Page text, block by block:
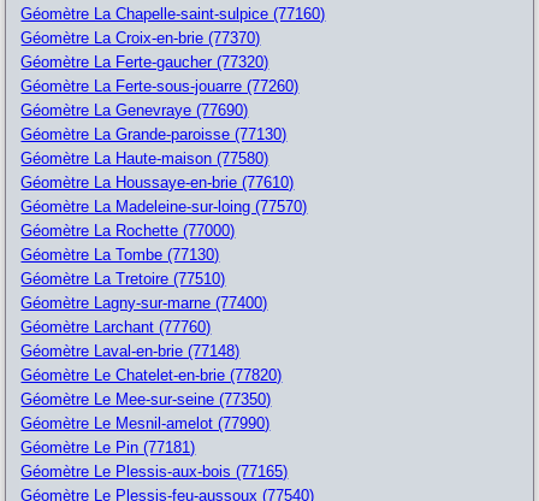
Géomètre La Chapelle-saint-sulpice (77160)
Géomètre La Croix-en-brie (77370)
Géomètre La Ferte-gaucher (77320)
Géomètre La Ferte-sous-jouarre (77260)
Géomètre La Genevraye (77690)
Géomètre La Grande-paroisse (77130)
Géomètre La Haute-maison (77580)
Géomètre La Houssaye-en-brie (77610)
Géomètre La Madeleine-sur-loing (77570)
Géomètre La Rochette (77000)
Géomètre La Tombe (77130)
Géomètre La Tretoire (77510)
Géomètre Lagny-sur-marne (77400)
Géomètre Larchant (77760)
Géomètre Laval-en-brie (77148)
Géomètre Le Chatelet-en-brie (77820)
Géomètre Le Mee-sur-seine (77350)
Géomètre Le Mesnil-amelot (77990)
Géomètre Le Pin (77181)
Géomètre Le Plessis-aux-bois (77165)
Géomètre Le Plessis-feu-aussoux (77540)